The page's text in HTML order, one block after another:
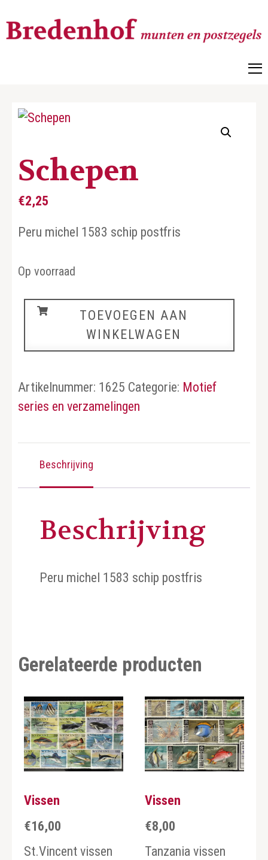
Schepen
€2,25
Peru michel 1583 schip postfris
Op voorraad
Schepen
TOEVOEGEN AAN
WINKELWAGEN
Artikelnummer: 1625 Categorie: Motief
series en verzamelingen
Beschrijving
Beschrijving
Peru michel 1583 schip postfris
Gerelateerde producten
Vissen
€16,00
St.Vincent vissen
Vissen
€8,00
Tanzania vissen